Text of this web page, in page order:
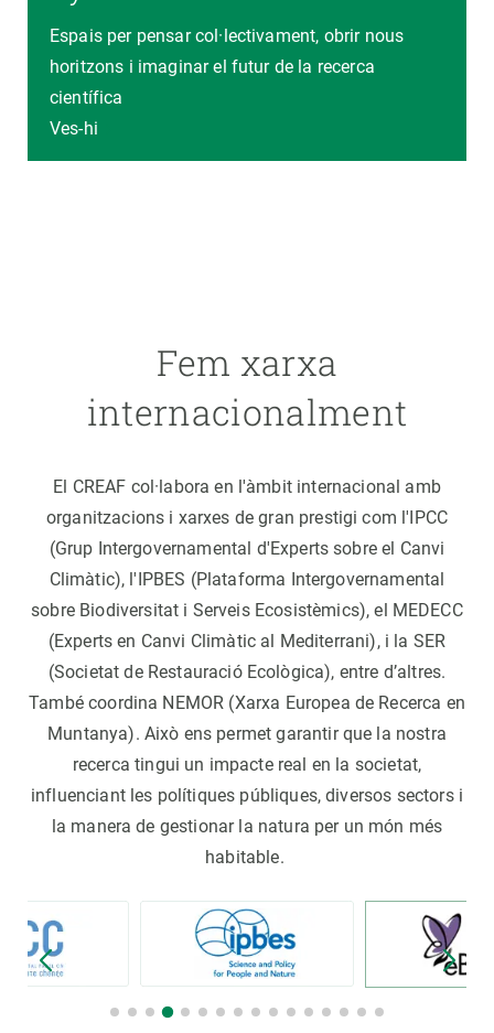
Espais per pensar col·lectivament, obrir nous
horitzons i imaginar el futur de la recerca
científica
Ves-hi
Fem xarxa
internacionalment
El CREAF col·labora en l'àmbit internacional amb
organitzacions i xarxes de gran prestigi com l'IPCC
(Grup Intergovernamental d'Experts sobre el Canvi
Climàtic), l'IPBES (Plataforma Intergovernamental
sobre Biodiversitat i Serveis Ecosistèmics), el MEDECC
(Experts en Canvi Climàtic al Mediterrani), i la SER
(Societat de Restauració Ecològica), entre d’altres.
També coordina NEMOR (Xarxa Europea de Recerca en
Muntanya). Això ens permet garantir que la nostra
recerca tingui un impacte real en la societat,
influenciant les polítiques públiques, diversos sectors i
la manera de gestionar la natura per un món més
habitable.